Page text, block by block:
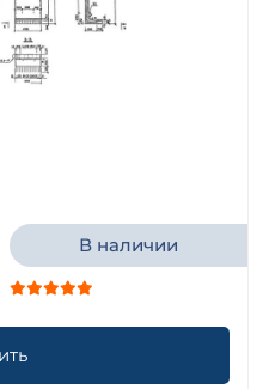
В наличии